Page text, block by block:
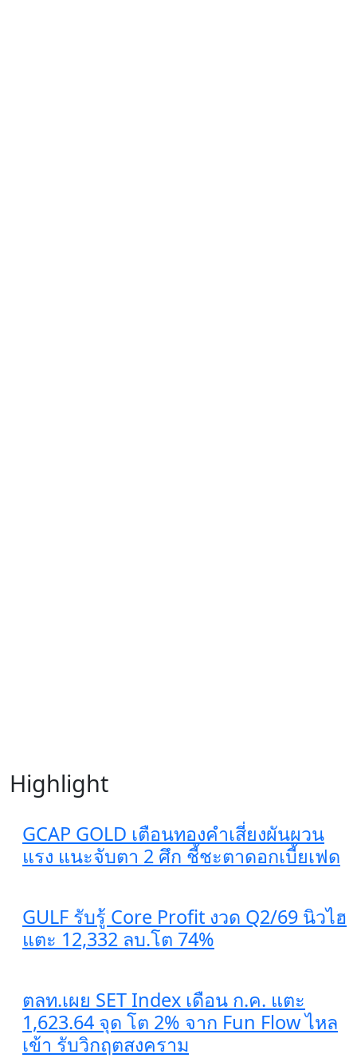
Highlight
GCAP GOLD เตือนทองคำเสี่ยงผันผวน
แรง แนะจับตา 2 ศึก ชี้ชะตาดอกเบี้ยเฟด
GULF รับรู้ Core Profit งวด Q2/69 นิวไฮ
แตะ 12,332 ลบ.โต 74%
ตลท.เผย SET Index เดือน ก.ค. แตะ
1,623.64 จุด โต 2% จาก Fun Flow ไหล
เข้า รับวิกฤตสงคราม